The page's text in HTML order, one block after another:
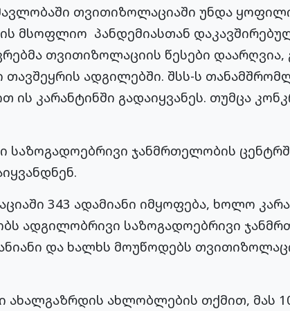
თვითიზოლაციაში უნდა
მსოფლიო პანდემიასთან
თვითიზოლაციის წესები
ადგილებში. შსს-ს
ის კარანტინში გადაიყვანეს. თუმცა
ჯანმრთელობის
343 ადამიანი იმყოფება, ხოლო
ადგილობრივი საზოგადოებრივი
და ხალხს მოუწოდებს
ახალგაზრდის ახლობლების თქმით, მას